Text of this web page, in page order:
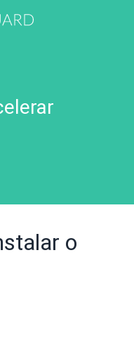
o